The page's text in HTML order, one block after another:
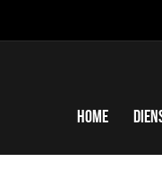
Home